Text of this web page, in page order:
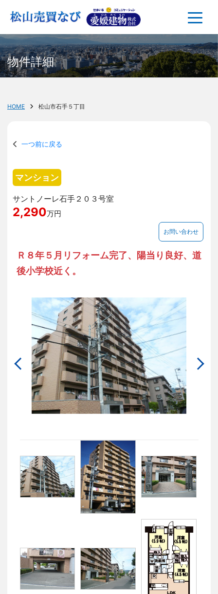
物件詳細
HOME 松山市石手５丁目
一つ前に戻る
マンション
サントノーレ石手２０３号室
2,290万円
お問い合わせ
Ｒ８年５月リフォーム完了、陽当り良好、道
後小学校近く。